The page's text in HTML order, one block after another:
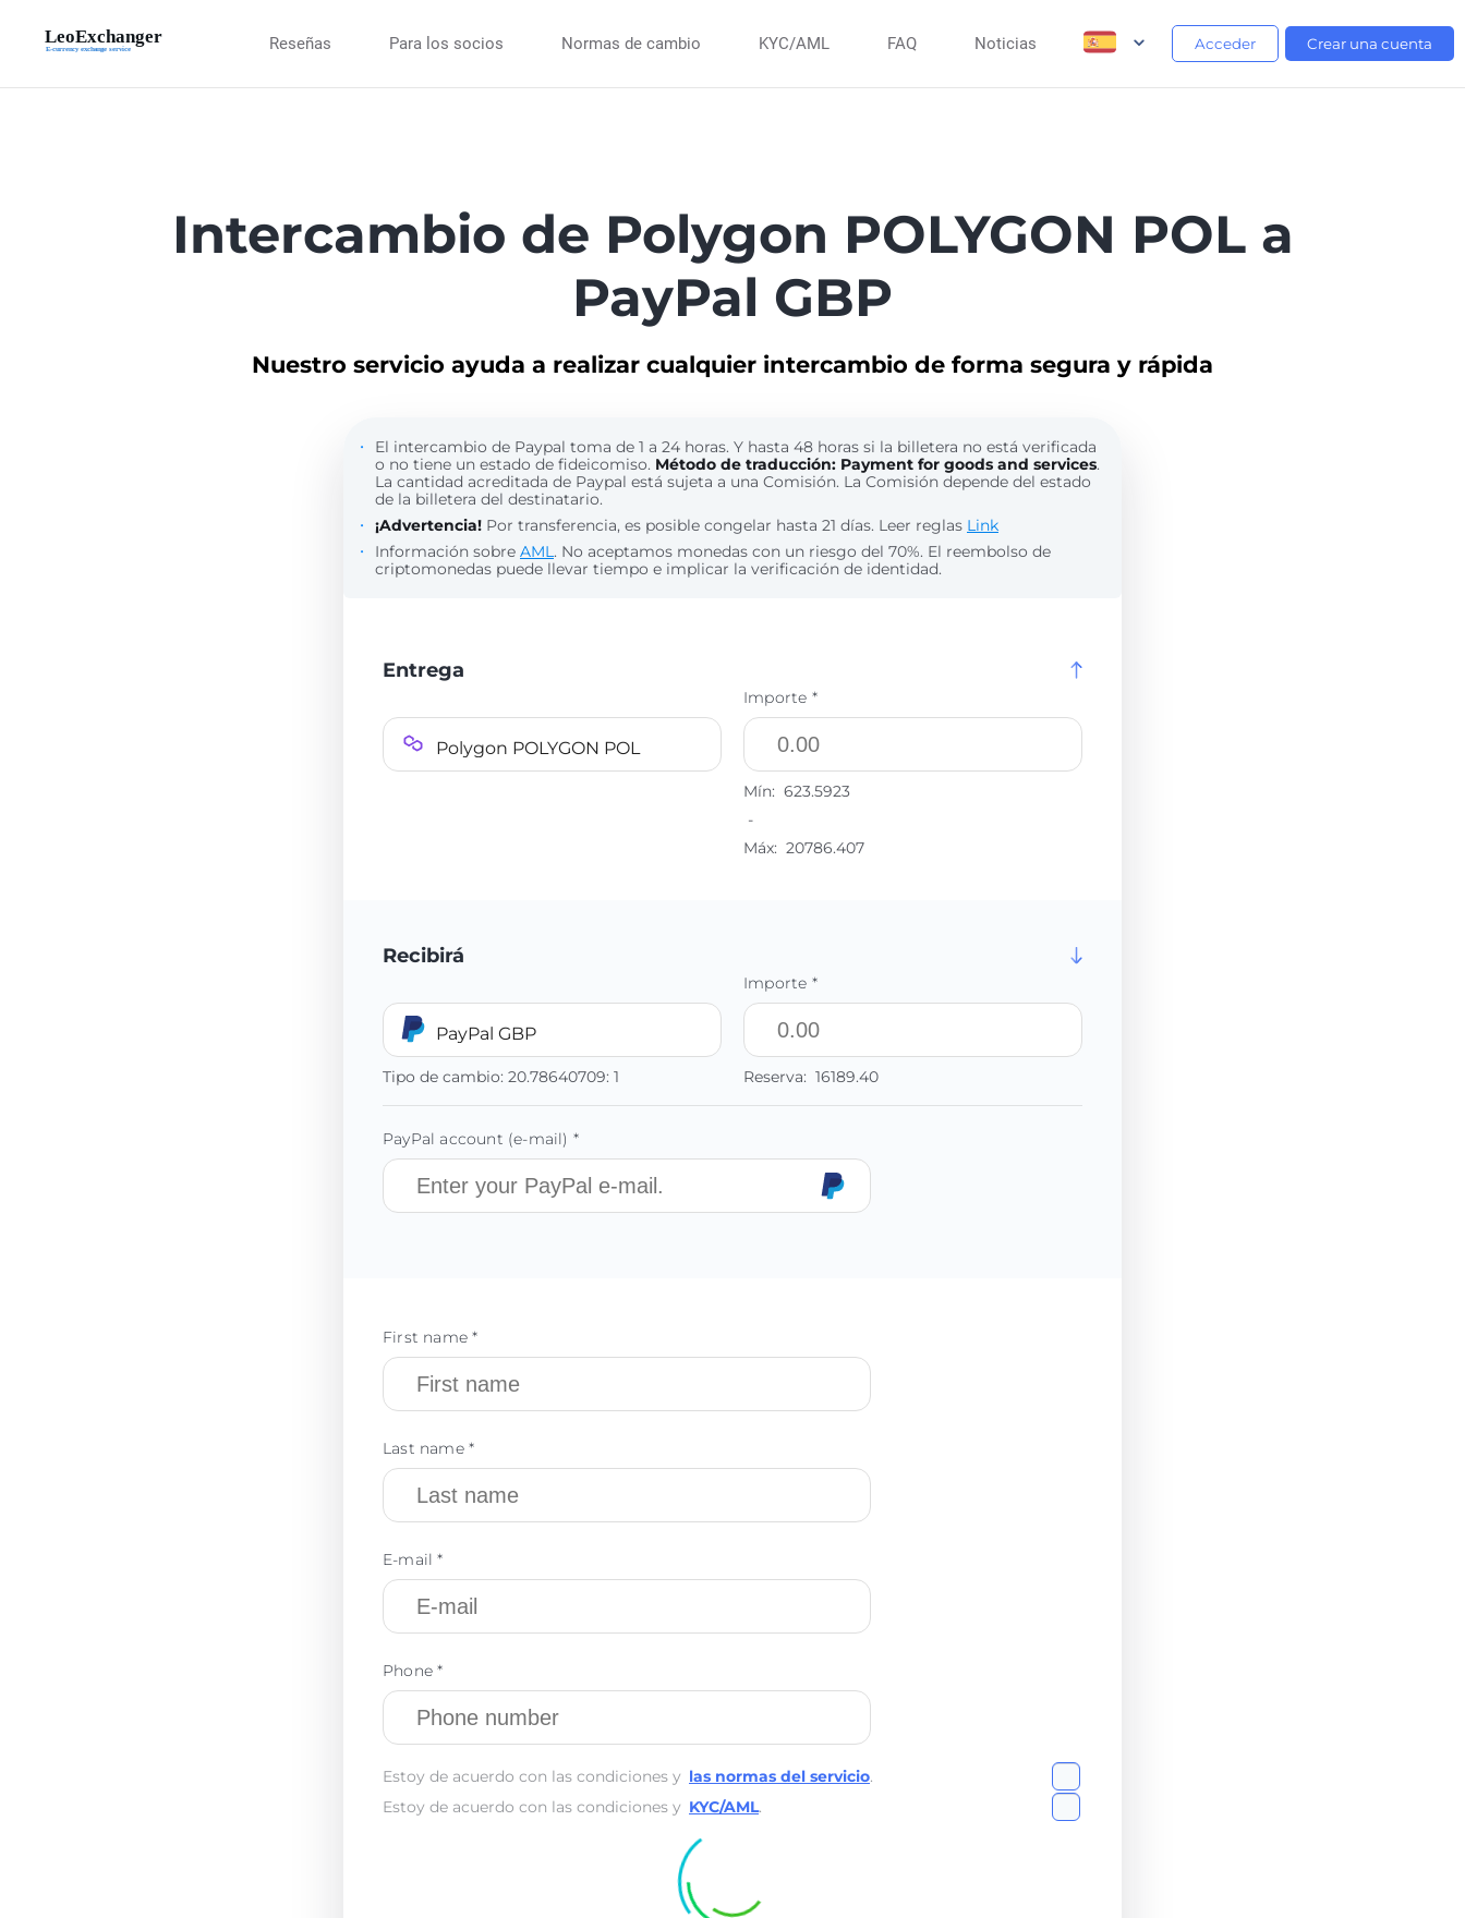
Reseñas Para los socios Normas de cambio KYC/AML FAQ Noticias Acceder Crear una cuenta
Intercambio de Polygon POLYGON POL a
PayPal GBP
Nuestro servicio ayuda a realizar cualquier intercambio de forma segura y rápida
El intercambio de Paypal toma de 1 a 24 horas. Y hasta 48 horas si la billetera no está verificada
o no tiene un estado de fideicomiso. Método de traducción: Payment for goods and services.
La cantidad acreditada de Paypal está sujeta a una Comisión. La Comisión depende del estado
de la billetera del destinatario.
¡Advertencia! Por transferencia, es posible congelar hasta 21 días. Leer reglas Link
Información sobre AML. No aceptamos monedas con un riesgo del 70%. El reembolso de
criptomonedas puede llevar tiempo e implicar la verificación de identidad.
Entrega
Polygon POLYGON POL
Importe *
Mín: 623.5923
-
Máx: 20786.407
Recibirá
PayPal GBP
Tipo de cambio: 20.78640709: 1
Importe *
Reserva: 16189.40
PayPal account (e-mail) *
First name *
Last name *
E-mail *
Phone *
Estoy de acuerdo con las condiciones y las normas del servicio.
Estoy de acuerdo con las condiciones y KYC/AML.